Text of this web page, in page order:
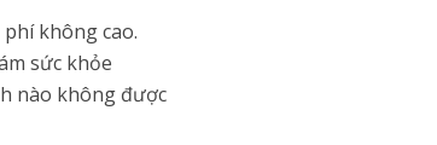
không cao.
sức khỏe
nào không được